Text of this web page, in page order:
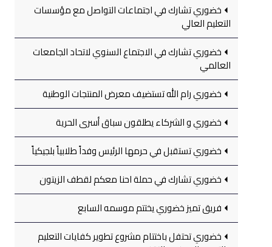
خضوري تشارك في اجتماعات التواصل مع مؤسسات
التعليم العالي
خضوري تشارك في الاجتماع السنوي لاتحاد الجامعات
العالمي
خضوري رام الله تستضيف معرض المنتجات الوطنية
خضوري و الشركاء يطلقون سباق أسرى الحرية
خضوري تستقبل في حرمها الرئيس وفداً طلابياً بلجيكياً
خضوري تشارك في حملة احنا معكم لقطف الزيتون
فريق تميز خضوري يختتم موسمه السابع
خضوري تحتفل باختتام مشروع تطوير كفايات التعليم